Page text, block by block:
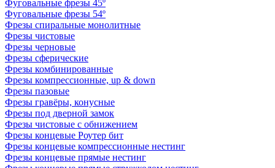
Фуговальные фрезы 45º
Фуговальные фрезы 54º
Фрезы спиральные монолитные
Фрезы чистовые
Фрезы черновые
Фрезы сферические
Фрезы комбинированные
Фрезы компрессионные, up & down
Фрезы пазовые
Фрезы гравёры, конусные
Фрезы под дверной замок
Фрезы чистовые с обнижением
Фрезы концевые Роутер бит
Фрезы концевые компрессионные нестинг
Фрезы концевые прямые нестинг